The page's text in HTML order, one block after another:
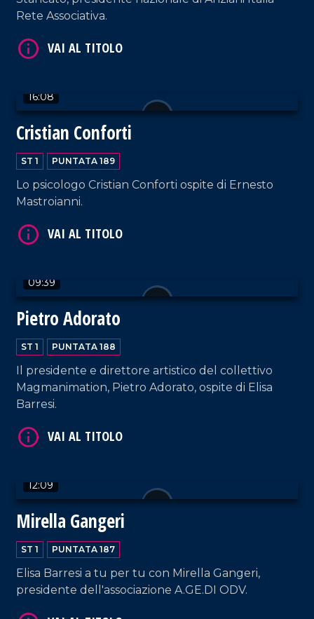
Rete Associativa.
16:08
Cristian Conforti
ST 1 PUNTATA 189
Lo psicologo Cristian Conforti ospite di Ernesto
Mastroianni.
09:39
Pietro Adorato
ST 1 PUNTATA 188
Il presidente e direttore artistico del collettivo
Magmanimation, Pietro Adorato, ospite di Elisa
Barresi.
12:09
Mirella Gangeri
ST 1 PUNTATA 187
Elisa Barresi a tu per tu con Mirella Gangeri,
presidente dell'associazione A.GE.DI ODV.
VAI AL TITOLO
VAI AL TITOLO
VAI AL TITOLO
VAI AL TITOLO